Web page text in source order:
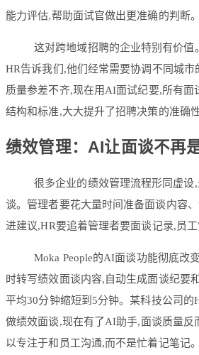
能力评估,帮助面试官做出更准确的判断。
这对跨地域招聘的企业特别有价值
HR告诉我们,他们经常需要协调不同城
质量参差不齐,现在用AI面试纪要,所有面
结构和标准,大大提升了招聘决策的准确性
绩效管理：AI让面谈不再
很多企业的绩效管理流程形同虚设
谈。管理者要花大量时间准备面谈内容
进建议,HR要追着管理者要面谈记录,员工
Moka People的AI面谈功能彻底改
时转写绩效面谈内容,自动生成面谈纪要
平均30分钟缩短到5分钟。某科技公司的
做绩效面谈,现在有了AI助手,面谈质量反
以专注于和员工沟通,而不是忙着记笔记。